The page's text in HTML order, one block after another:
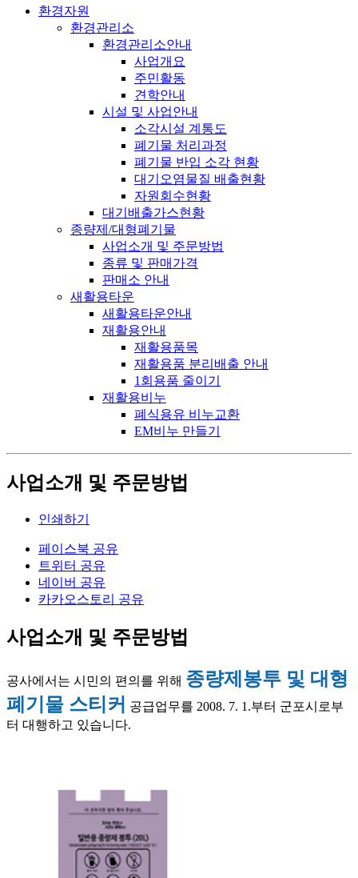
환경자원
환경관리소
환경관리소안내
사업개요
주민활동
견학안내
시설 및 사업안내
소각시설 계통도
폐기물 처리과정
폐기물 반입 소각 현황
대기오염물질 배출현황
자원회수현황
대기배출가스현황
종량제/대형폐기물
사업소개 및 주문방법
종류 및 판매가격
판매소 안내
새활용타운
새활용타운안내
재활용안내
재활용품목
재활용품 분리배출 안내
1회용품 줄이기
재활용비누
폐식용유 비누교환
EM비누 만들기
사업소개 및 주문방법
인쇄하기
페이스북 공유
트위터 공유
네이버 공유
카카오스토리 공유
사업소개 및 주문방법
공사에서는 시민의 편의를 위해 종량제봉투 및 대형
폐기물 스티커 공급업무를 2008. 7. 1.부터 군포시로부
터 대행하고 있습니다.